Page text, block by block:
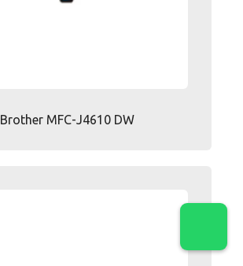
Brother MFC-J4610 DW